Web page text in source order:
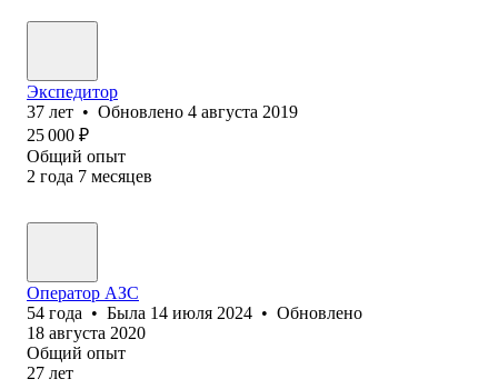
Экспедитор
37 лет • Обновлено 4 августа 2019
25 000 ₽
Общий опыт
2 года 7 месяцев
Оператор АЗС
54 года • Была 14 июля 2024 • Обновлено
18 августа 2020
Общий опыт
27 лет